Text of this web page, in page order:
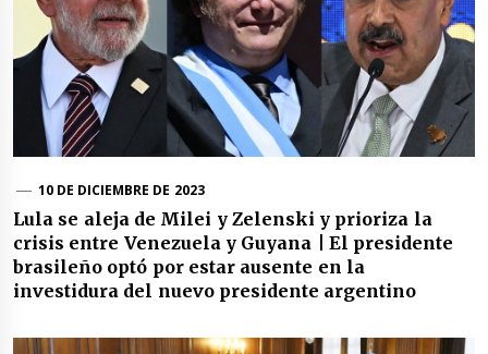
10 DE DICIEMBRE DE 2023
Lula se aleja de Milei y Zelenski y prioriza la
crisis entre Venezuela y Guyana | El presidente
brasileño optó por estar ausente en la
investidura del nuevo presidente argentino